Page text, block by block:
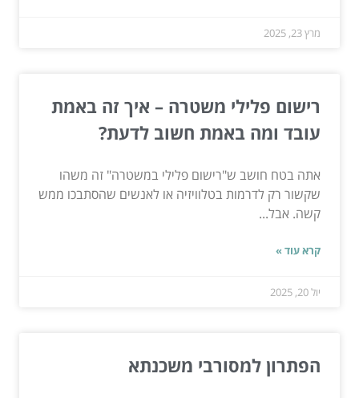
מרץ 23, 2025
רישום פלילי משטרה – איך זה באמת
עובד ומה באמת חשוב לדעת?
אתה בטח חושב ש"רישום פלילי במשטרה" זה משהו
שקשור רק לדרמות בטלוויזיה או לאנשים שהסתבכו ממש
קשה. אבל...
קרא עוד »
יול 20, 2025
הפתרון למסורבי משכנתא